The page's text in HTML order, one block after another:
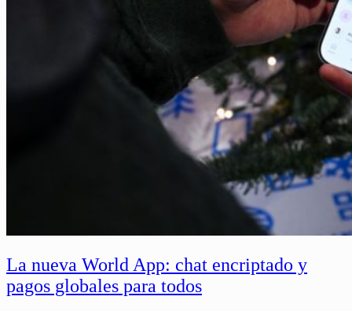
La nueva World App: chat encriptado y
pagos globales para todos